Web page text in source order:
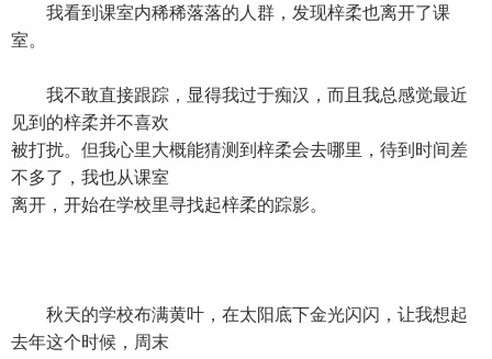
我看到课室内稀稀落落的人群，发现梓柔也离开了课
室。
我不敢直接跟踪，显得我过于痴汉，而且我总感觉最近
见到的梓柔并不喜欢
被打扰。但我心里大概能猜测到梓柔会去哪里，待到时间差
不多了，我也从课室
离开，开始在学校里寻找起梓柔的踪影。
秋天的学校布满黄叶，在太阳底下金光闪闪，让我想起
去年这个时候，周末